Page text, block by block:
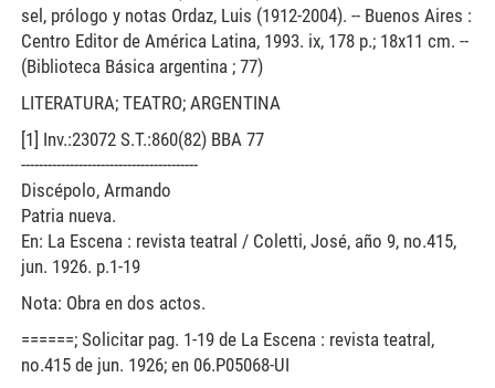
sel, prólogo y notas Ordaz, Luis (1912-2004). -- Buenos Aires :
Centro Editor de América Latina, 1993. ix, 178 p.; 18x11 cm. --
(Biblioteca Básica argentina ; 77)
LITERATURA; TEATRO; ARGENTINA
[1] Inv.:23072 S.T.:860(82) BBA 77
----------------------------------------
Discépolo, Armando
Patria nueva.
En: La Escena : revista teatral / Coletti, José, año 9, no.415,
jun. 1926. p.1-19
Nota: Obra en dos actos.
======; Solicitar pag. 1-19 de La Escena : revista teatral,
no.415 de jun. 1926; en 06.P05068-UI